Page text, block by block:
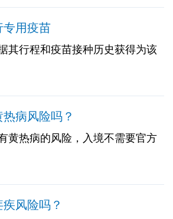
炎球菌（适用于65岁及以上的成
有患有慢性病或免疫功能低下的
专用疫苗
其行程和疫苗接种历史获得为该
旅行相关疫苗。见下文！
病风险吗？
黄热病的风险，入境不需要官方
接种证书。但是，如果您来自存
家，则可能需要疫苗接种证明。
专家了解更多详情。
风险吗？